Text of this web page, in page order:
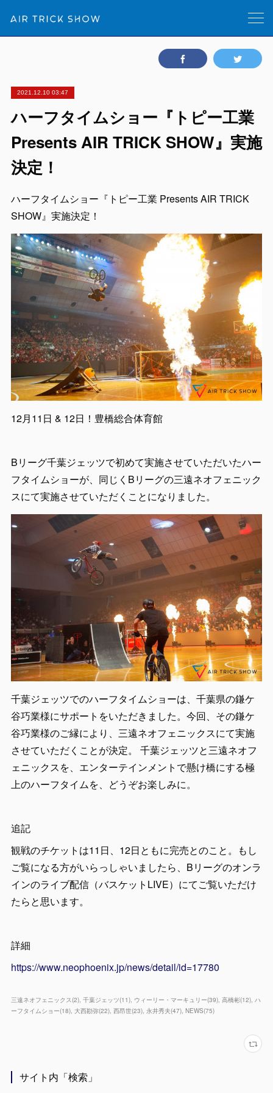
2021.12.10 03:47
ハーフタイムショー『トピー工業
Presents AIR TRICK SHOW』実施
決定！
ハーフタイムショー『トピー工業 Presents AIR TRICK
SHOW』実施決定！
12月11日 & 12日！豊橋総合体育館
Bリーグ千葉ジェッツで初めて実施させていただいたハー
フタイムショーが、同じくBリーグの三遠ネオフェニック
スにて実施させていただくことになりました。
千葉ジェッツでのハーフタイムショーは、千葉県の鎌ケ
谷巧業様にサポートをいただきました。今回、その鎌ケ
谷巧業様のご縁により、三遠ネオフェニックスにて実施
させていただくことが決定。 千葉ジェッツと三遠ネオフ
ェニックスを、エンターテインメントで懸け橋にする極
上のハーフタイムを、どうぞお楽しみに。
追記
観戦のチケットは11日、12日ともに完売とのこと。もし
ご覧になる方がいらっしゃいましたら、Bリーグのオンラ
インのライブ配信（バスケットLIVE）にてご覧いただけ
たらと思います。
詳細
https://www.neophoenix.jp/news/detail/id=17780
三遠ネオフェニックス(2) 千葉ジェッツ(11) ウィーリー・マーキュリー(39) 高橋彬(12) ハ
ーフタイムショー(18) 大西勘弥(22) 西昂世(23) 永井秀夫(47) NEWS(75)
サイト内「検索」